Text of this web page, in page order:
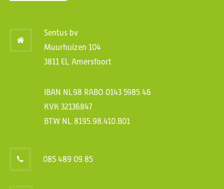
Sentus bv
Muurhuizen 104
3811 EL Amersfoort
IBAN NL98 RABO 0143 5985 46
KVK 32136847
BTW NL 8195.98.410.B01
085 489 09 85